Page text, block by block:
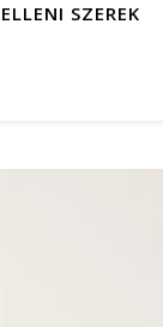
SZEREK